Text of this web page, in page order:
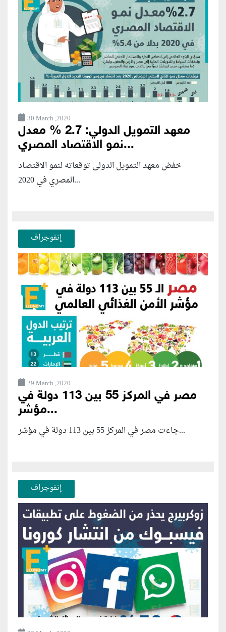
30 March ,2020
معهد التمويل الدولي: 2.7 % معدل
نمو الاقتصاد المصري...
خفض معهد التمويل الدولى توقعاته لنمو الاقتصاد
المصري في 2020...
إنفوجراف
29 March ,2020
مصر في المركز 55 بين 113 دولة في
مؤشر...
جاءت مصر في المركز 55 بين 113 دولة في مؤشر...
إنفوجراف